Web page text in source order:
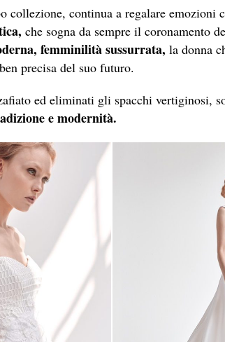
continua a regalare emozioni
che sogna da sempre il coronamento
femminilità sussurrata, la donna
precisa del suo futuro.
ed eliminati gli spacchi vertiginosi,
e modernità.